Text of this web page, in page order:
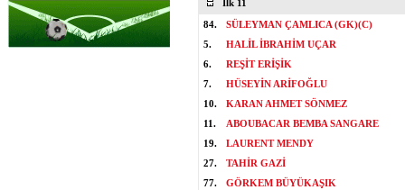
İlk 11
84.
SÜLEYMAN ÇAMLICA (GK)(C)
5.
HALİL İBRAHİM UÇAR
6.
REŞİT ERİŞİK
7.
HÜSEYİN ARİFOĞLU
10.
KARAN AHMET SÖNMEZ
11.
ABOUBACAR BEMBA SANGARE
19.
LAURENT MENDY
27.
TAHİR GAZİ
77.
GÖRKEM BÜYÜKAŞIK